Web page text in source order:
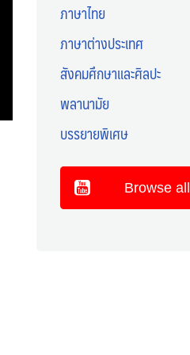
ภาษาไทย
ภาษาต่างประเทศ
สังคมศึกษาและศิลปะ
พลานามัย
บรรยายพิเศษ
Browse all